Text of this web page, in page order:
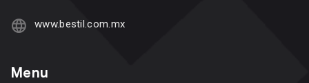
www.bestil.com.mx
Menu